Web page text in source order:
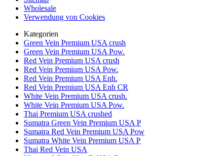
Wholesale
Verwendung von Cookies
Kategorien
Green Vein Premium USA crush
Green Vein Premium USA Pow.
Red Vein Premium USA crush
Red Vein Premium USA Pow.
Red Vein Premium USA Enh.
Red Vein Premium USA Enh CR
White Vein Premium USA crush.
White Vein Premium USA Pow.
Thai Premium USA crushed
Sumatra Green Vein Premium USA P
Sumatra Red Vein Premium USA Pow
Sumatra White Vein Premium USA P
Thai Red Vein USA